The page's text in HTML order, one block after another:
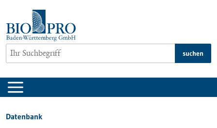
springen
suchen
Datenbank